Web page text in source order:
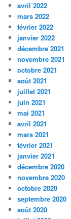
avril 2022
mars 2022
février 2022
janvier 2022
décembre 2021
novembre 2021
octobre 2021
août 2021
juillet 2021
juin 2021
mai 2021
avril 2021
mars 2021
février 2021
janvier 2021
décembre 2020
novembre 2020
octobre 2020
septembre 2020
août 2020